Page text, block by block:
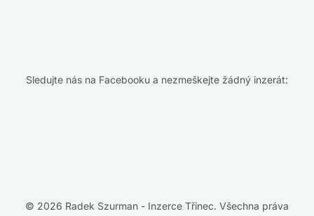
Sledujte nás na Facebooku a nezmeškejte žádný inzerát:
© 2026 Radek Szurman - Inzerce Třinec. Všechna práva